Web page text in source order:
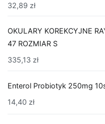
32,89 zł
OKULARY KOREKCYJNE
47 ROZMIAR S
335,13 zł
Enterol Probiotyk 250mg
14,40 zł